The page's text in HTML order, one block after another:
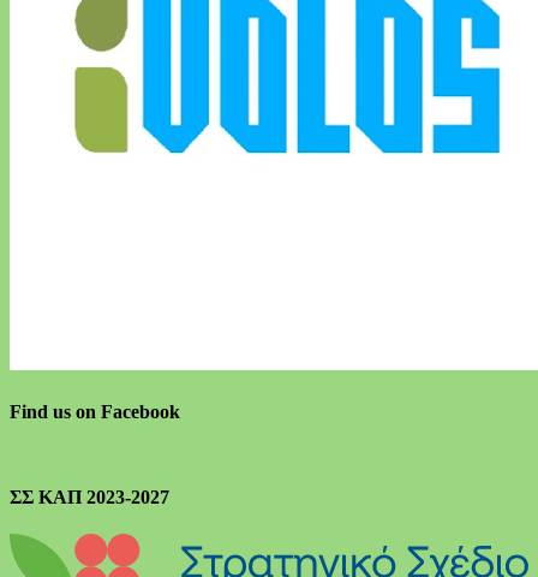
Find us on Facebook
ΣΣ ΚΑΠ 2023-2027